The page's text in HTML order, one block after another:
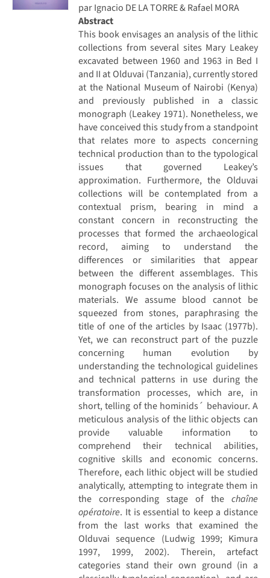
par Ignacio DE LA TORRE & Rafael MORA
Abstract
This book envisages an analysis of the lithic
collections from several sites Mary Leakey
excavated between 1960 and 1963 in Bed I
and II at Olduvai (Tanzania), currently stored
at the National Museum of Nairobi (Kenya)
and previously published in a classic
monograph (Leakey 1971). Nonetheless, we
have conceived this study from a standpoint
that relates more to aspects concerning
technical production than to the typological
issues that governed Leakey’s
approximation. Furthermore, the Olduvai
collections will be contemplated from a
contextual prism, bearing in mind a
constant concern in reconstructing the
processes that formed the archaeological
record, aiming to understand the
differences or similarities that appear
between the different assemblages. This
monograph focuses on the analysis of lithic
materials. We assume blood cannot be
squeezed from stones, paraphrasing the
title of one of the articles by Isaac (1977b).
Yet, we can reconstruct part of the puzzle
concerning human evolution by
understanding the technological guidelines
and technical patterns in use during the
transformation processes, which are, in
short, telling of the hominids´ behaviour. A
meticulous analysis of the lithic objects can
provide valuable information to
comprehend their technical abilities,
cognitive skills and economic concerns.
Therefore, each lithic object will be studied
analytically, attempting to integrate them in
the corresponding stage of the chaîne
opératoire. It is essential to keep a distance
from the last works that examined the
Olduvai sequence (Ludwig 1999; Kimura
1997, 1999, 2002). Therein, artefact
categories stand their own ground (in a